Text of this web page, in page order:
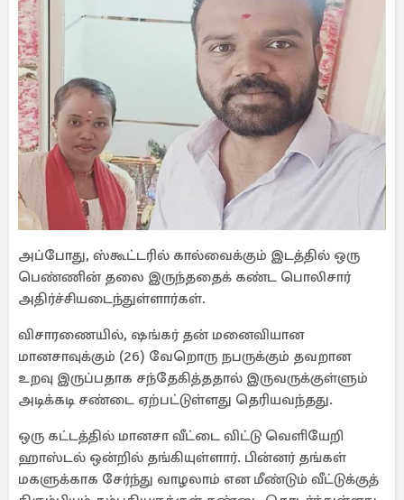
அப்போது, ஸ்கூட்டரில் கால்வைக்கும் இடத்தில் ஒரு
பெண்ணின் தலை இருந்ததைக் கண்ட பொலிசார்
அதிர்ச்சியடைந்துள்ளார்கள்.
விசாரணையில், ஷங்கர் தன் மனைவியான
மானசாவுக்கும் (26) வேறொரு நபருக்கும் தவறான
உறவு இருப்பதாக சந்தேகித்ததால் இருவருக்குள்ளும்
அடிக்கடி சண்டை ஏற்பட்டுள்ளது தெரியவந்தது.
ஒரு கட்டத்தில் மானசா வீட்டை விட்டு வெளியேறி
ஹாஸ்டல் ஒன்றில் தங்கியுள்ளார். பின்னர் தங்கள்
மகளுக்காக சேர்ந்து வாழலாம் என மீண்டும் வீட்டுக்குத்